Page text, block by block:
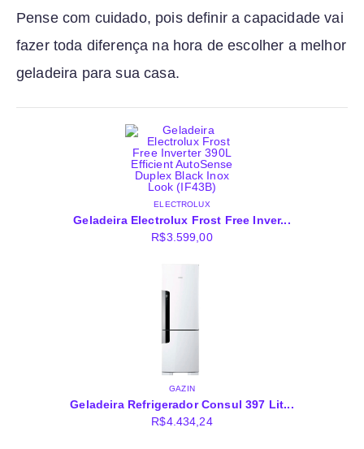
Pense com cuidado, pois definir a capacidade vai
fazer toda diferença na hora de escolher a melhor
geladeira para sua casa.
ELECTROLUX
Geladeira Electrolux Frost Free Inver...
R$3.599,00
GAZIN
Geladeira Refrigerador Consul 397 Lit...
R$4.434,24